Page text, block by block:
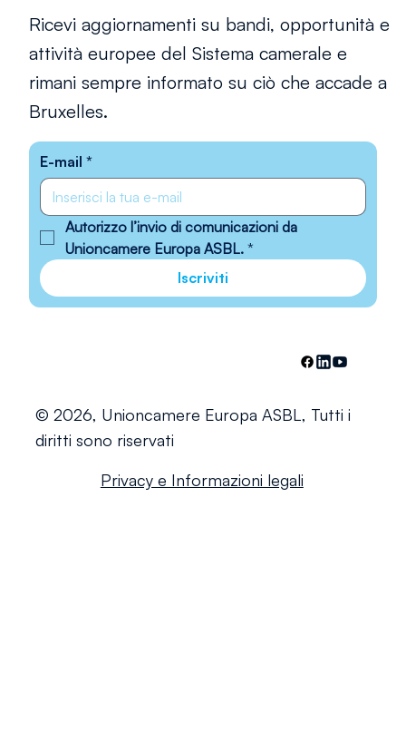
© 2026, Unioncamere Europa ASBL, Tutti i
diritti sono riservati
Privacy e Informazioni legali
E-mail *
Autorizzo l’invio di comunicazioni da
Unioncamere Europa ASBL. *
Iscriviti
Ricevi aggiornamenti su bandi, opportunità e
attività europee del Sistema camerale e
rimani sempre informato su ciò che accade a
Bruxelles.